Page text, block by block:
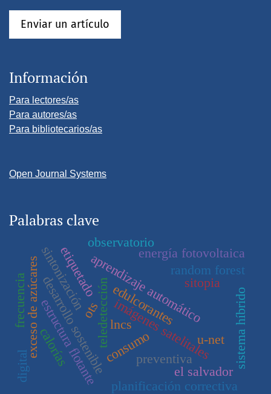
Enviar un artículo
Información
Para lectores/as
Para autores/as
Para bibliotecarios/as
Open Journal Systems
Palabras clave
teledetección
aprendizaje automático
imágenes satelitales
u-net
random forest
desarrollo sostenible
planificación correctiva
preventiva
ots
sintonización
sistema híbrido
estructura flotante
energía fotovoltaica
etiquetado
exceso de azúcarescalorías consumo
edulcorantes
frecuencia lncs
sitopia
digital
observatorio
el salvador